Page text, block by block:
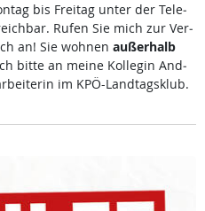
bis Frei­tag un­ter der Te­le­
Ru­fen Sie mich zur Ve­r­
an! Sie woh­nen au­ßer­halb
bit­te an mei­ne Kol­le­gin And­
im KPÖ-Land­tags­klub.